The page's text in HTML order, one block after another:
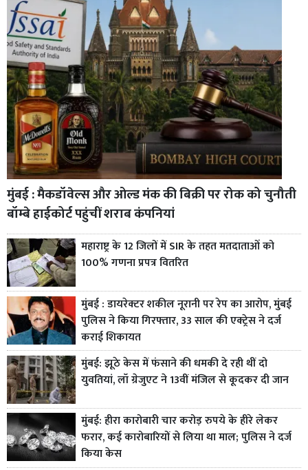
मुंबई : मैकडॉवेल्स और ओल्ड मंक की बिक्री पर रोक को चुनौती
बॉम्बे हाईकोर्ट पहुंचीं शराब कंपनियां
महाराष्ट्र के 12 जिलों में SIR के तहत मतदाताओं को
100% गणना प्रपत्र वितरित
मुंबई : डायरेक्टर शकील नूरानी पर रेप का आरोप, मुंबई
पुलिस ने किया गिरफ्तार, 33 साल की एक्ट्रेस ने दर्ज
कराई शिकायत
मुंबई: झूठे केस में फंसाने की धमकी दे रही थीं दो
युवतियां, लॉ ग्रेजुएट ने 13वीं मंजिल से कूदकर दी जान
मुंबई: हीरा कारोबारी चार करोड़ रुपये के हीरे लेकर
फरार, कई कारोबारियों से लिया था माल; पुलिस ने दर्ज
किया केस